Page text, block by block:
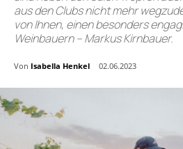
aus den Clubs nicht mehr
von Ihnen, einen besonders
Weinbauern – Markus Kirnbauer.
Von Isabella Henkel 02.06.2023